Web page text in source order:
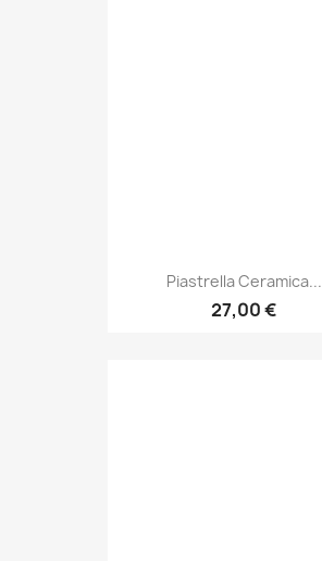
Piastrella Ceramica...
27,00 €